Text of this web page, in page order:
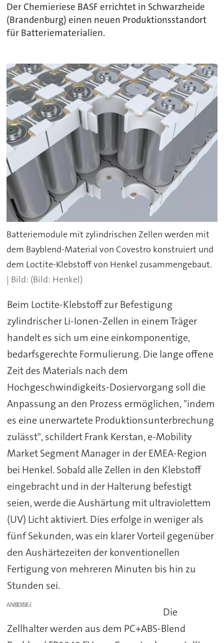
Der Chemieriese BASF errichtet in Schwarzheide
(Brandenburg) einen neuen Produktionsstandort
für Batteriematerialien.
Batteriemodule mit zylindrischen Zellen werden mit
dem Bayblend-Material von Covestro konstruiert und
dem Loctite-Klebstoff von Henkel zusammengebaut.
(Bild: Henkel)
Beim Loctite-Klebstoff zur Befestigung
zylindrischer Li-Ionen-Zellen in einem Träger
handelt es sich um eine einkomponentige,
bedarfsgerechte Formulierung. Die lange offene
Zeit des Materials nach dem
Hochgeschwindigkeits-Dosiervorgang soll die
Anpassung an den Prozess ermöglichen, "indem
es eine unerwartete Produktionsunterbrechung
zulässt", schildert Frank Kerstan, e-Mobility
Market Segment Manager in der EMEA-Region
bei Henkel. Sobald alle Zellen in den Klebstoff
eingebracht und in der Halterung befestigt
seien, werde die Aushärtung mit ultraviolettem
(UV) Licht aktiviert. Dies erfolge in weniger als
fünf Sekunden, was ein klarer Vorteil gegenüber
den Aushärtezeiten der konventionellen
Fertigung von mehreren Minuten bis hin zu
Stunden sei.
ANZEIGE
Die
Zellhalter werden aus dem PC+ABS-Blend